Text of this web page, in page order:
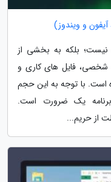
و ویندوز)
بلکه به بخشی از
شخصی، فایل های کاری و
است. با توجه به این حجم
یک ضرورت است.
از حریم...